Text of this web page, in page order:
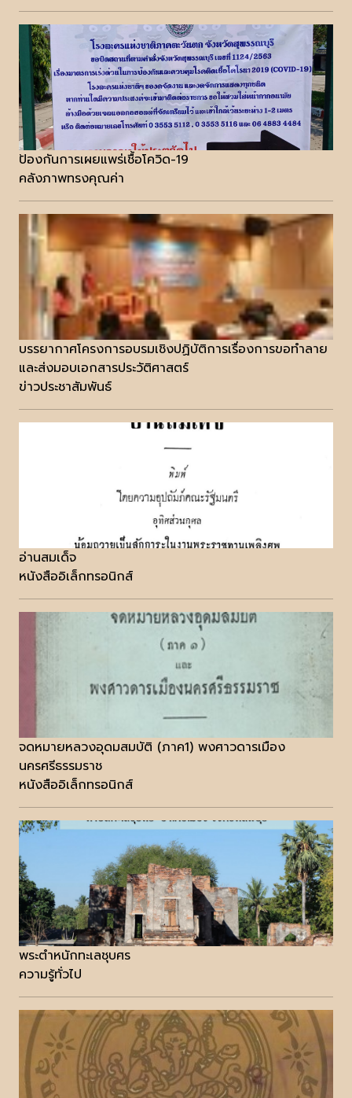
ป้องกันการเผยแพร่เชื้อโควิด-19
คลังภาพทรงคุณค่า
บรรยากาศโครงการอบรมเชิงปฏิบัติการเรื่องการขอทำลาย
และส่งมอบเอกสารประวัติศาสตร์
ข่าวประชาสัมพันธ์
อ่านสมเด็จ
หนังสืออิเล็กทรอนิกส์
จดหมายหลวงอุดมสมบัติ (ภาค1) พงศาวดารเมือง
นครศรีธรรมราช
หนังสืออิเล็กทรอนิกส์
พระตำหนักทะเลชุบศร
ความรู้ทั่วไป